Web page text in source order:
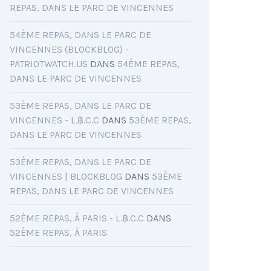
REPAS, DANS LE PARC DE VINCENNES
54ÈME REPAS, DANS LE PARC DE
VINCENNES (BLOCKBLOG) -
PATRIOTWATCH.US DANS 54ÈME REPAS,
DANS LE PARC DE VINCENNES
53ÈME REPAS, DANS LE PARC DE
VINCENNES - L.฿.C.C DANS 53ÈME REPAS,
DANS LE PARC DE VINCENNES
53ÈME REPAS, DANS LE PARC DE
VINCENNES | BLOCKBLOG DANS 53ÈME
REPAS, DANS LE PARC DE VINCENNES
52ÈME REPAS, À PARIS - L.฿.C.C DANS
52ÈME REPAS, À PARIS